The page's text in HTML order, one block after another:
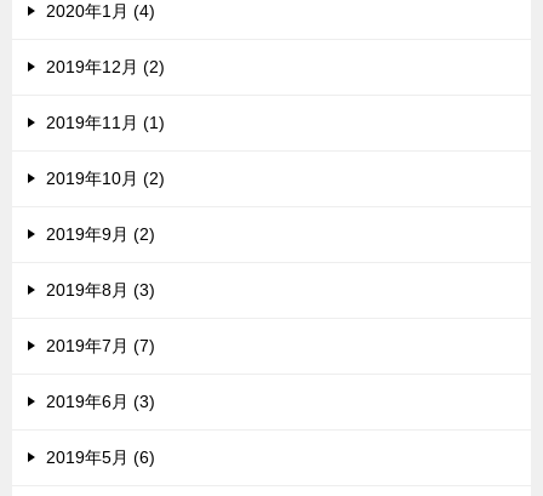
2020年1月 (4)
2019年12月 (2)
2019年11月 (1)
2019年10月 (2)
2019年9月 (2)
2019年8月 (3)
2019年7月 (7)
2019年6月 (3)
2019年5月 (6)